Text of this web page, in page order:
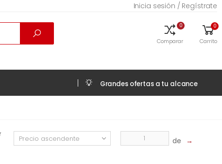
Inicia sesión / Regístrate
0
Comparar
0
Carrito
Grandes ofertas a tu alcance
de →